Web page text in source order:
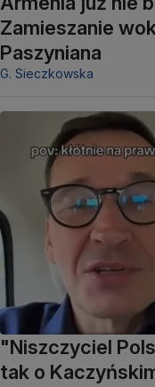
Zamieszanie
Paszyniana
G. Sieczkowska
"Niszczyciel
tak o